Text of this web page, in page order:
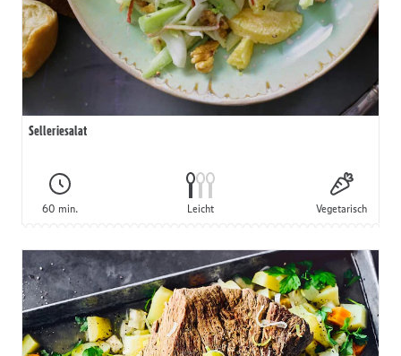
Selleriesalat
60 min. Leicht Vegetarisch